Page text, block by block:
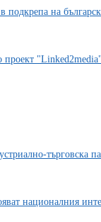
на
проект
търговска
националния